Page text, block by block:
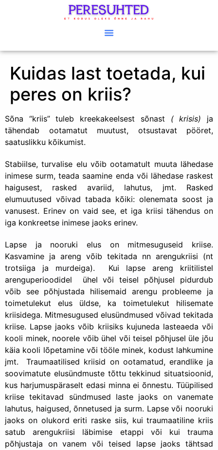
Kuidas last toetada, kui
peres on kriis?
Sõna “kriis” tuleb kreekakeelsest sõnast ( krisis) ja
tähendab ootamatut muutust, otsustavat pööret,
saatuslikku kõikumist.
Stabiilse, turvalise elu võib ootamatult muuta lähedase
inimese surm, teada saamine enda või lähedase raskest
haigusest, rasked avariid, lahutus, jmt. Rasked
elumuutused võivad tabada kõiki: olenemata soost ja
vanusest. Erinev on vaid see, et iga kriisi tähendus on
iga konkreetse inimese jaoks erinev.
Lapse ja nooruki elus on mitmesuguseid kriise.
Kasvamine ja areng võib tekitada nn arengukriisi (nt
trotsiiga ja murdeiga). Kui lapse areng kriitilistel
arenguperioodidel ühel või teisel põhjusel pidurdub
võib see põhjustada hilisemaid arengu probleeme ja
toimetulekut elus üldse, ka toimetulekut hilisemate
kriisidega. Mitmesugused elusündmused võivad tekitada
kriise. Lapse jaoks võib kriisiks kujuneda lasteaeda või
kooli minek, noorele võib ühel või teisel põhjusel üle jõu
käia kooli lõpetamine või tööle minek, kodust lahkumine
jmt. Traumaatilised kriisid on ootamatud, erandlike ja
soovimatute elusündmuste tõttu tekkinud situatsioonid,
kus harjumuspäraselt edasi minna ei õnnestu. Tüüpilised
kriise tekitavad sündmused laste jaoks on vanemate
lahutus, haigused, õnnetused ja surm. Lapse või nooruki
jaoks on olukord eriti raske siis, kui traumaatiline kriis
satub arengukriisi läbimise etappi või kui trauma
põhjustaja on vanem või teised lapse jaoks tähtsad